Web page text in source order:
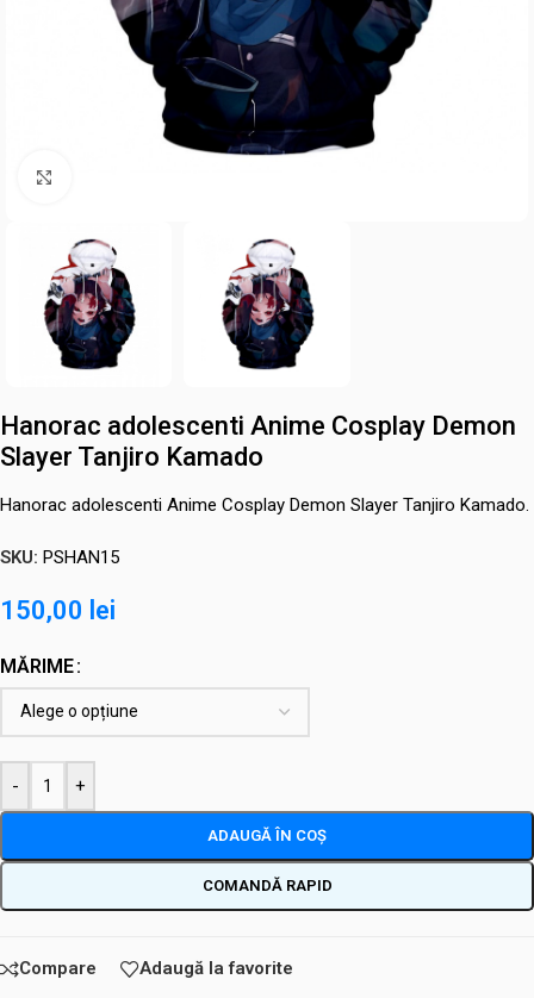
Hanorac adolescenti Anime Cosplay Demon
Slayer Tanjiro Kamado
Hanorac adolescenti Anime Cosplay Demon Slayer Tanjiro Kamado.
SKU: PSHAN15
150,00 lei
MĂRIME
- +
ADAUGĂ ÎN COȘ
COMANDĂ RAPID
Compare Adaugă la favorite